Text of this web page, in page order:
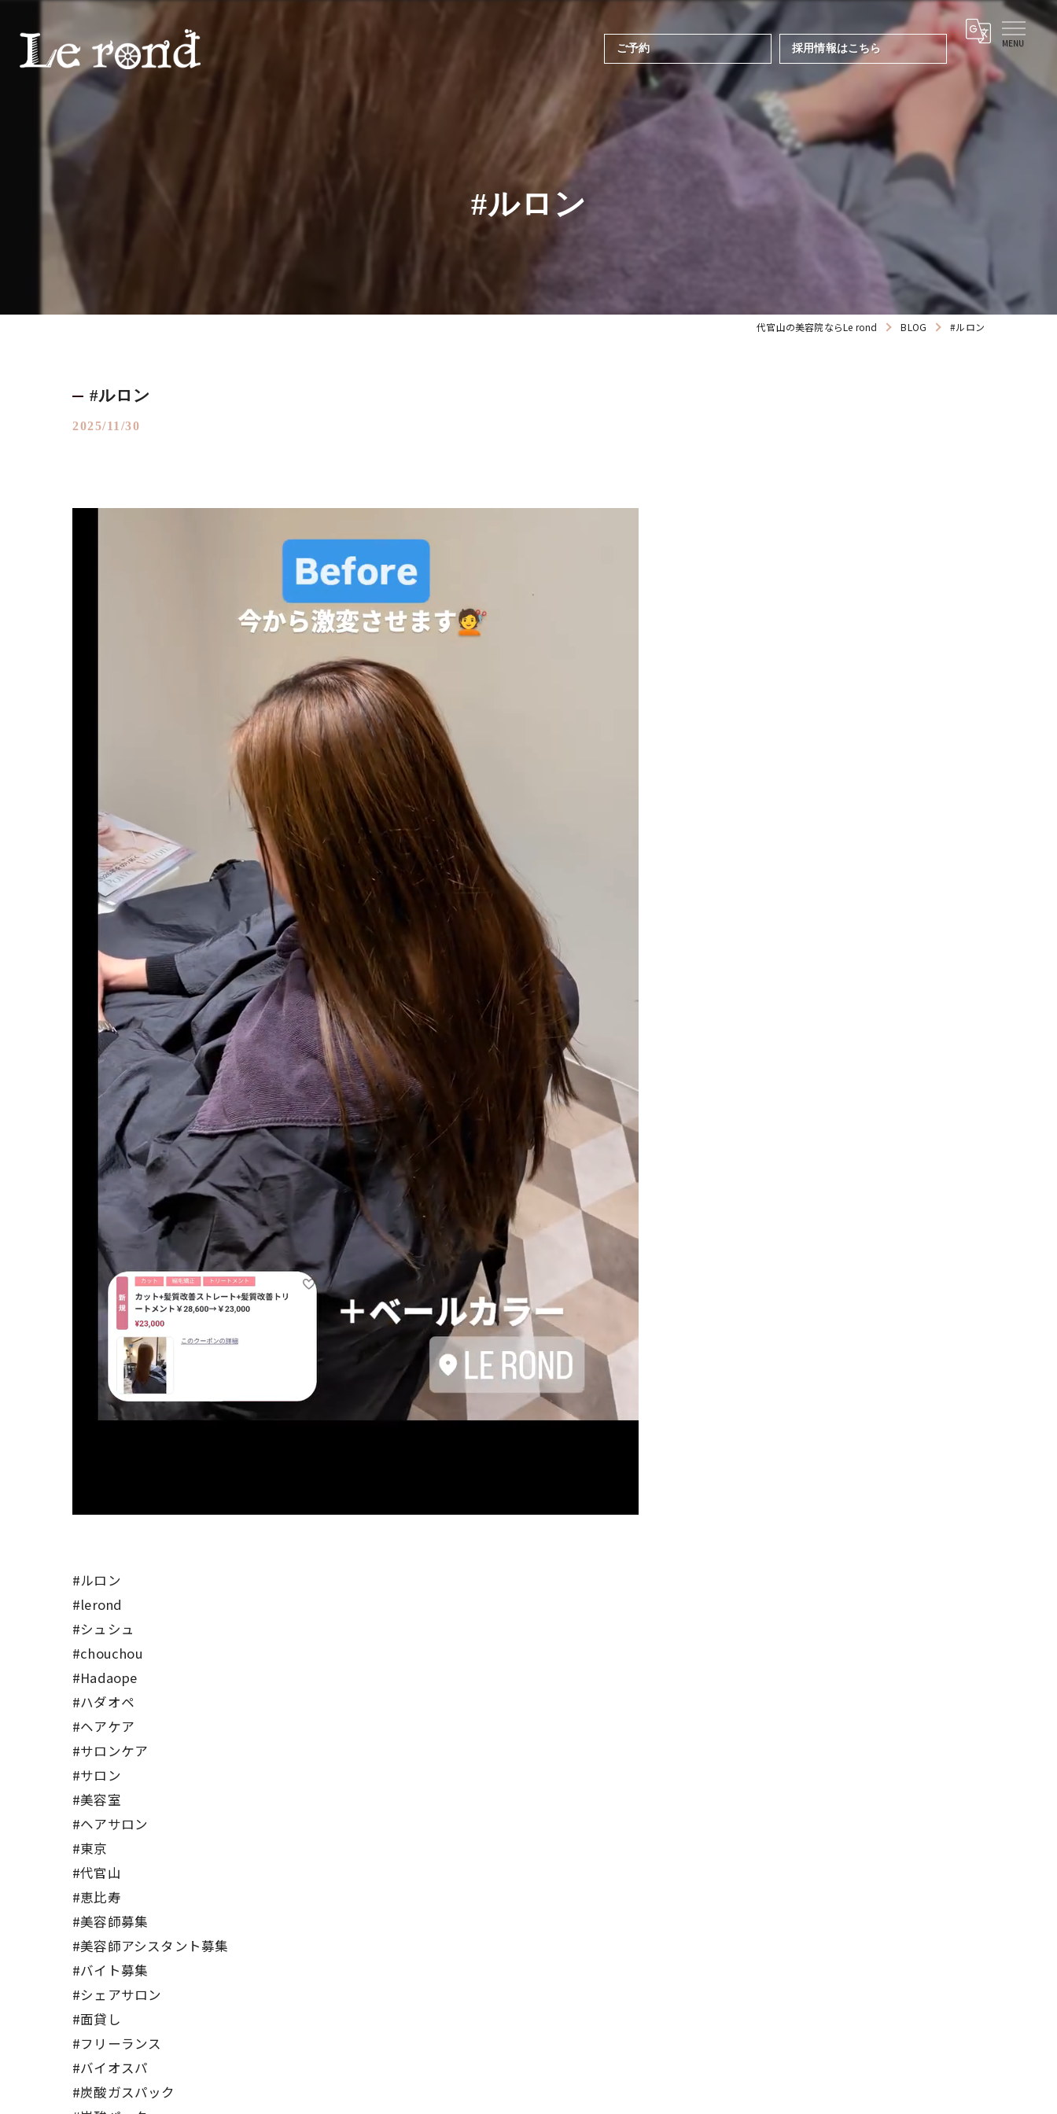
ご予約 採用情報はこちら
#ルロン
代官山の美容院ならLe rond BLOG #ルロン
#ルロン
2025/11/30
#ルロン
#lerond
#シュシュ
#chouchou
#Hadaope
#ハダオペ
#ヘアケア
#サロンケア
#サロン
#美容室
#ヘアサロン
#東京
#代官山
#恵比寿
#美容師募集
#美容師アシスタント募集
#バイト募集
#シェアサロン
#面貸し
#フリーランス
#バイオスパ
#炭酸ガスパック